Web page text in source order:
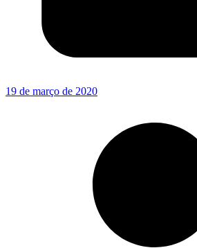
19 de março de 2020